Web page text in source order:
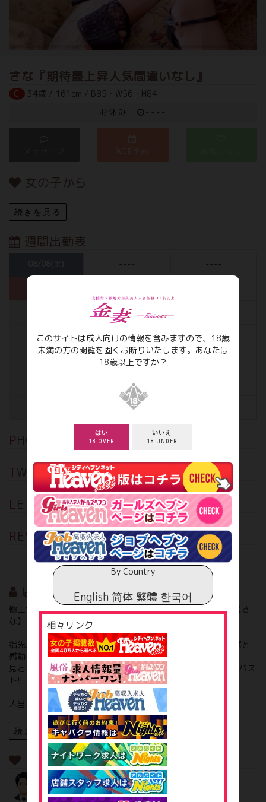
このサイトは成人向けの情報を含みますので、18歳
未満の方の閲覧を固くお断りいたします。あなたは
18歳以上ですか？
はい
18 OVER
いいえ
18 UNDER
By Country
English 简体 繁體 한국어
相互リンク
さな『期待最上昇人気間違いなし』
C
34歳 / 161cm / B85・W56・H84
お休み
----
女の子から
続きを見る
週間出勤表
08/11(火)
----
----
----
----
----
----
----
----
PHOTO
TWEETつぶやき
LETTERお礼の手紙
REVIEWお客様クチコミ
投稿する
店長から
極上色白スレンダーボディと整った色気溢れる美貌の持ち主【さ
な】さんの入店です!!
指先から身体の隅々まで透き通るような美肌の美しさには興奮と
感動を抑えることが出来ません!!
見とれてしまう綺麗なくびれを持ちながら形の良いCカップのバス
ト!!
人当たり...
続きを見る
プロフィール
アピールコメントをお願い致します。